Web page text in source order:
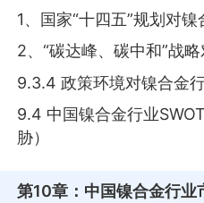
1、国家“十四五”规划对
2、“碳达峰、碳中和”战
9.3.4 政策环境对镍合金
9.4 中国镍合金行业
胁）
第10章 ：中国镍合金行